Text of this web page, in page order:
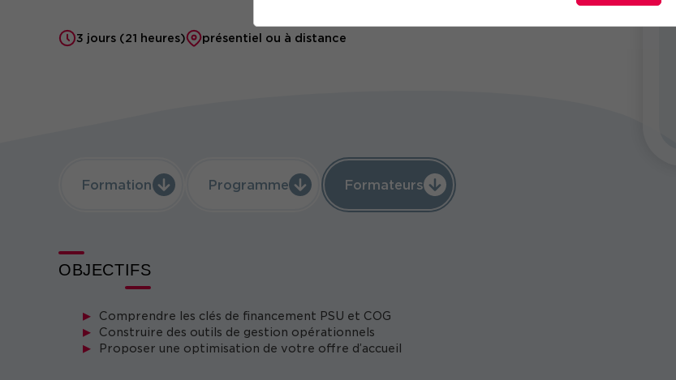
3 jours (21 heures) présentiel ou à distance
Formation Programme Formateurs
OBJECTIFS
Comprendre les clés de financement PSU et COG
Construire des outils de gestion opérationnels
Proposer une optimisation de votre offre d’accueil